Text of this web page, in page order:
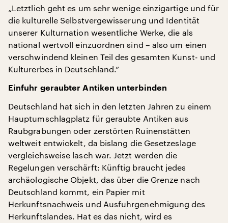
„Letztlich geht es um sehr wenige einzigartige und für
die kulturelle Selbstvergewisserung und Identität
unserer Kulturnation wesentliche Werke, die als
national wertvoll einzuordnen sind – also um einen
verschwindend kleinen Teil des gesamten Kunst- und
Kulturerbes in Deutschland.“
Einfuhr geraubter Antiken unterbinden
Deutschland hat sich in den letzten Jahren zu einem
Hauptumschlagplatz für geraubte Antiken aus
Raubgrabungen oder zerstörten Ruinenstätten
weltweit entwickelt, da bislang die Gesetzeslage
vergleichsweise lasch war. Jetzt werden die
Regelungen verschärft: Künftig braucht jedes
archäologische Objekt, das über die Grenze nach
Deutschland kommt, ein Papier mit
Herkunftsnachweis und Ausfuhrgenehmigung des
Herkunftslandes. Hat es das nicht, wird es